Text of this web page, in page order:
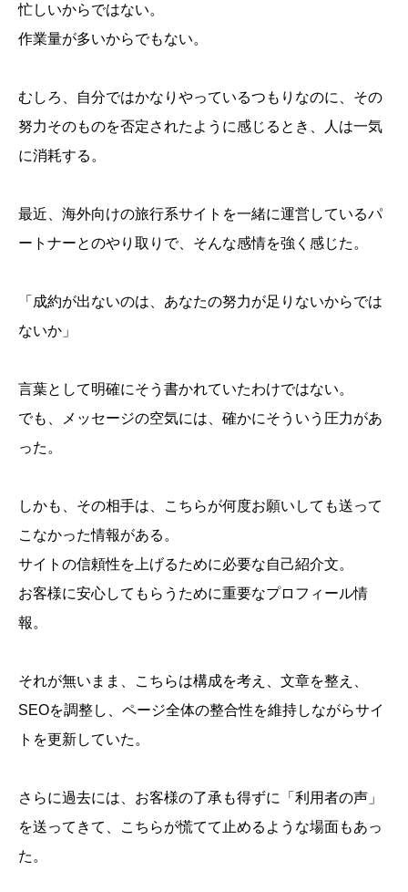
忙しいからではない。
作業量が多いからでもない。
むしろ、自分ではかなりやっているつもりなのに、その
努力そのものを否定されたように感じるとき、人は一気
に消耗する。
最近、海外向けの旅行系サイトを一緒に運営しているパ
ートナーとのやり取りで、そんな感情を強く感じた。
「成約が出ないのは、あなたの努力が足りないからでは
ないか」
言葉として明確にそう書かれていたわけではない。
でも、メッセージの空気には、確かにそういう圧力があ
った。
しかも、その相手は、こちらが何度お願いしても送って
こなかった情報がある。
サイトの信頼性を上げるために必要な自己紹介文。
お客様に安心してもらうために重要なプロフィール情
報。
それが無いまま、こちらは構成を考え、文章を整え、
SEOを調整し、ページ全体の整合性を維持しながらサイ
トを更新していた。
さらに過去には、お客様の了承も得ずに「利用者の声」
を送ってきて、こちらが慌てて止めるような場面もあっ
た。